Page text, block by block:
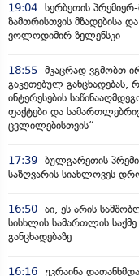
19:04 სერბეთის
ზამთრისთვის მზადებისა
ვოლოდიმირ ზელენსკი
18:55 მკაცრად ვგმობთ
გაკეთებულ
ინტერესების
ფაქტები და
ცვლილებისთვის“
17:39 ბულგარეთის
საზღვარის სიახლოვეს
16:50 აი, ეს არის
სისხლის სამართლის საქმე
განცხადებაზე
16:16 უკრაინა